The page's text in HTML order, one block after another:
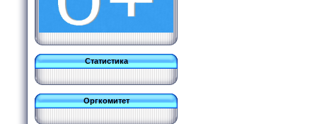
Статистика
Оргкомитет